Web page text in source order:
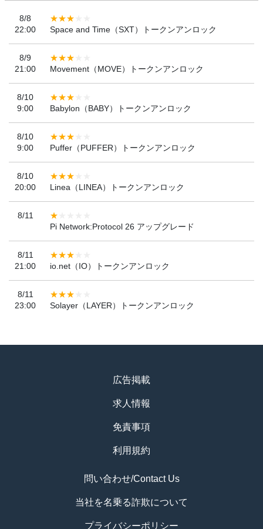
8/8
22:00
Space and Time（SXT）トークンアンロック
8/9
21:00
Movement（MOVE）トークンアンロック
8/10
9:00
Babylon（BABY）トークンアンロック
8/10
9:00
Puffer（PUFFER）トークンアンロック
8/10
20:00
Linea（LINEA）トークンアンロック
8/11
Pi Network:Protocol 26 アップグレード
8/11
21:00
io.net（IO）トークンアンロック
8/11
23:00
Solayer（LAYER）トークンアンロック
広告掲載
求人情報
免責事項
利用規約
問い合わせ/Contact Us
当社を名乗る詐欺について
プライバシーポリシー